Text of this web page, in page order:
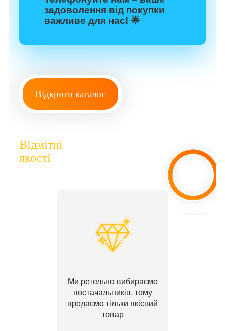
задоволення від покупки
важливе для нас! 🌟
Відкрити каталог
Відмітні
якості
Ми ретельно вибираємо
постачальників, тому
продаємо тільки якісний
товар